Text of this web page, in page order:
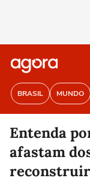
BRASIL MUNDO
Entenda
afastam
reconstruir